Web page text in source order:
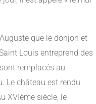
que le donjon et
Louis entreprend des
remplacés au
Le château est rendu
XVIème siècle, le